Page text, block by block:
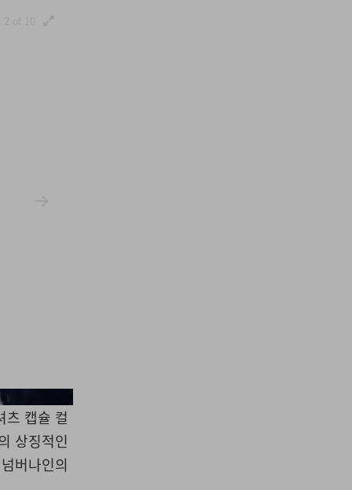
츠 캡슐 컬
상징적인
버나인의